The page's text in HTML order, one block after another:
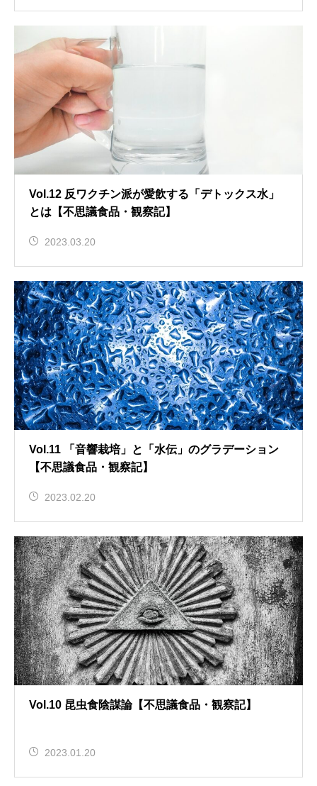
Vol.12 反ワクチン派が愛飲する「デトックス水」
とは【不思議食品・観察記】
2023.03.20
Vol.11 「音響栽培」と「水伝」のグラデーション
【不思議食品・観察記】
2023.02.20
Vol.10 昆虫食陰謀論【不思議食品・観察記】
2023.01.20